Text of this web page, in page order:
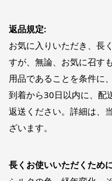
返品規定:
お気に入りいただき、長
すが、無論、お気に召す
用品であることを条件に
到着から30日以内に、配
返送ください。詳細は、
ざいます。
長くお使いいただくため